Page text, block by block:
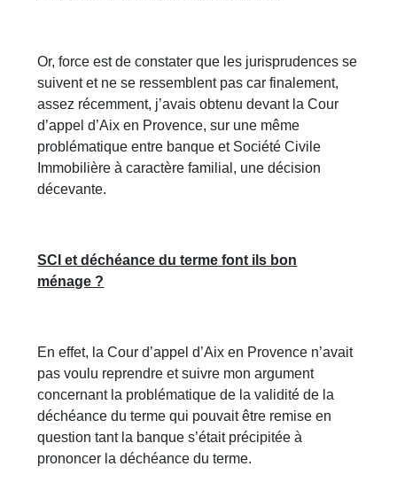
Or, force est de constater que les jurisprudences se
suivent et ne se ressemblent pas car finalement,
assez récemment, j’avais obtenu devant la Cour
d’appel d’Aix en Provence, sur une même
problématique entre banque et Société Civile
Immobilière à caractère familial, une décision
décevante.
SCI et déchéance du terme font ils bon
ménage ?
En effet, la Cour d’appel d’Aix en Provence n’avait
pas voulu reprendre et suivre mon argument
concernant la problématique de la validité de la
déchéance du terme qui pouvait être remise en
question tant la banque s’était précipitée à
prononcer la déchéance du terme.